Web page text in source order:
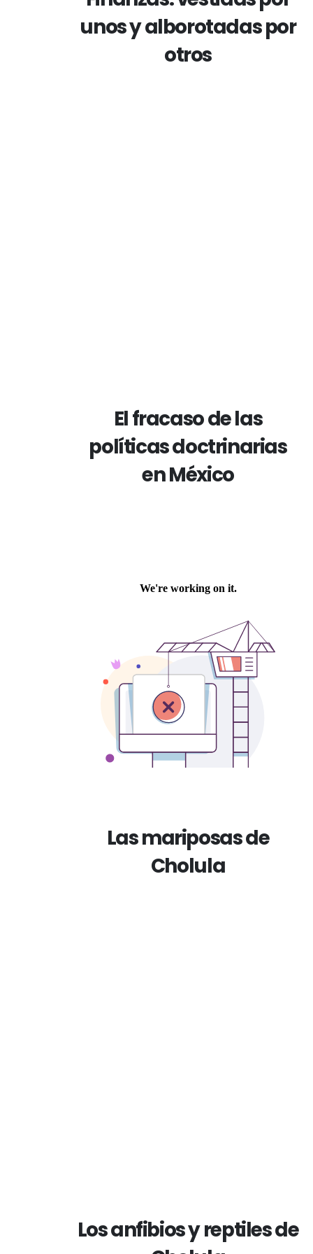
unos y alborotadas por
otros
El fracaso de las
políticas doctrinarias
en México
Las mariposas de
Cholula
Los anfibios y reptiles de